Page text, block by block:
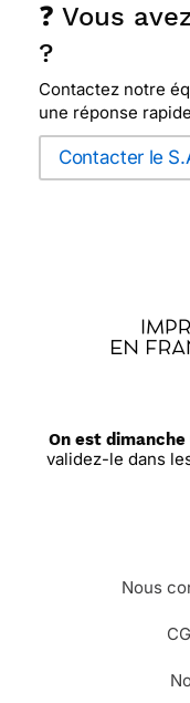
❓ Vous
?
Contactez notre
une réponse
Contacter le
On est dimanche
validez-le dans
Nous